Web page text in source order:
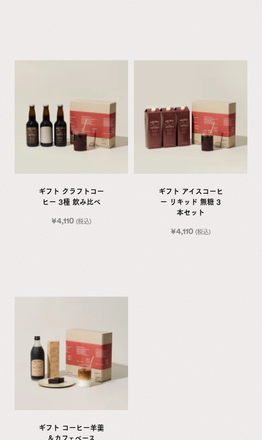
ギフト クラフトコー
ヒー 3種 飲み比べ
¥4,110 (税込)
ギフト アイスコーヒ
ー リキッド 無糖 3
本セット
¥4,110 (税込)
ギフト コーヒー羊羹
＆カフェベース